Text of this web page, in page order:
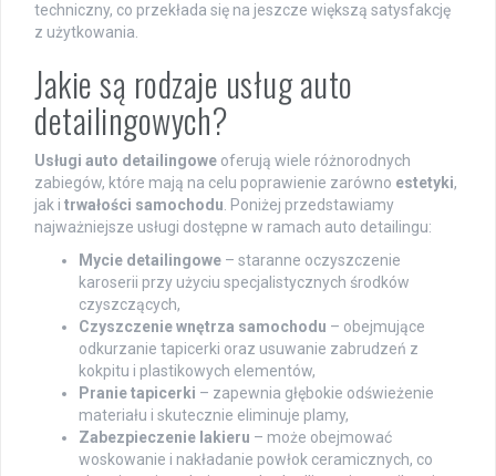
techniczny, co przekłada się na jeszcze większą satysfakcję
z użytkowania.
Jakie są rodzaje usług auto
detailingowych?
Usługi auto detailingowe oferują wiele różnorodnych
zabiegów, które mają na celu poprawienie zarówno estetyki,
jak i trwałości samochodu. Poniżej przedstawiamy
najważniejsze usługi dostępne w ramach auto detailingu:
Mycie detailingowe – staranne oczyszczenie
karoserii przy użyciu specjalistycznych środków
czyszczących,
Czyszczenie wnętrza samochodu – obejmujące
odkurzanie tapicerki oraz usuwanie zabrudzeń z
kokpitu i plastikowych elementów,
Pranie tapicerki – zapewnia głębokie odświeżenie
materiału i skutecznie eliminuje plamy,
Zabezpieczenie lakieru – może obejmować
woskowanie i nakładanie powłok ceramicznych, co